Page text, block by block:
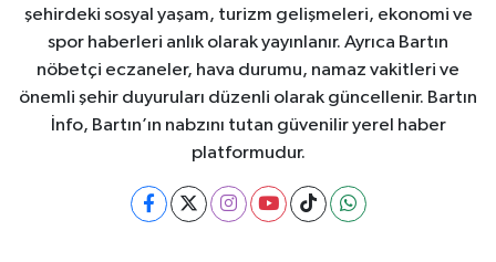
şehirdeki sosyal yaşam, turizm gelişmeleri, ekonomi ve
spor haberleri anlık olarak yayınlanır. Ayrıca Bartın
nöbetçi eczaneler, hava durumu, namaz vakitleri ve
önemli şehir duyuruları düzenli olarak güncellenir. Bartın
İnfo, Bartın’ın nabzını tutan güvenilir yerel haber
platformudur.